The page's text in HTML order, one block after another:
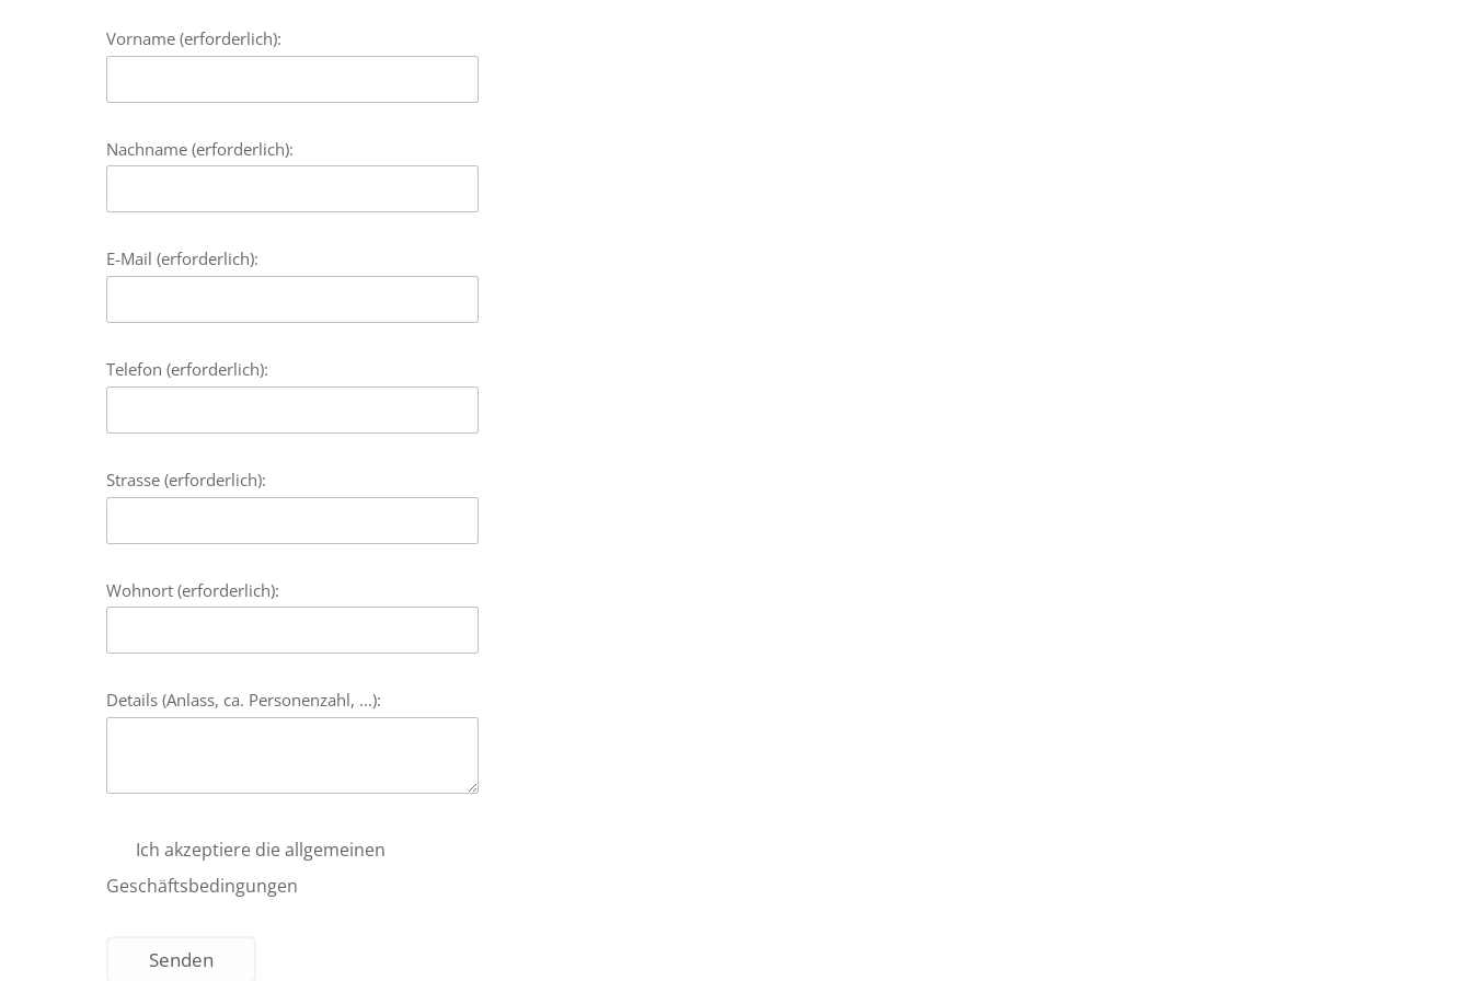
Vorname (erforderlich):
Nachname (erforderlich):
E-Mail (erforderlich):
Telefon (erforderlich):
Strasse (erforderlich):
Wohnort (erforderlich):
Details (Anlass, ca. Personenzahl, ...):
Ich akzeptiere die allgemeinen
Geschäftsbedingungen